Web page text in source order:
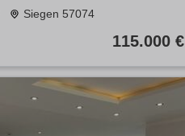
Siegen 57074
115.000 €